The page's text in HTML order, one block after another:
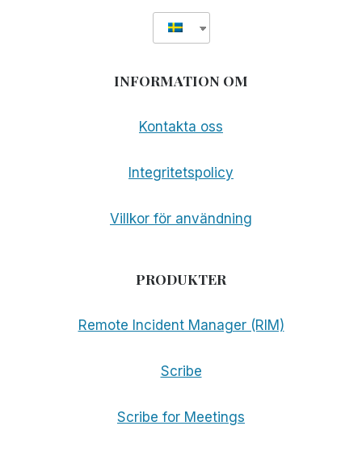
INFORMATION OM
Kontakta oss
Integritetspolicy
Villkor för användning
PRODUKTER
Remote Incident Manager (RIM)
Scribe
Scribe for Meetings